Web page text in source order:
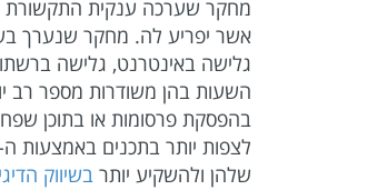
גלישה באינטרנט, גלישה
השעות בהן משודרות מספר רב
בהפסקת פרסומות או בתוכן
שלהן ולהשקיע יותר בשיווק